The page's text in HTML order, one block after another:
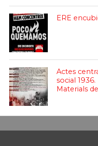
ERE
Actes
social
Materials